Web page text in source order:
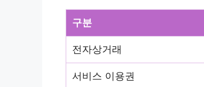
구분
전자상거래
서비스 이용권